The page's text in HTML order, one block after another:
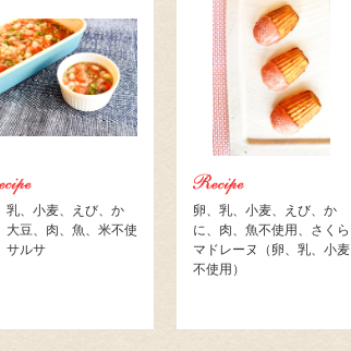
乳、小麦、えび、か
大豆、肉、魚、米不使
サルサ
卵、乳、小麦、えび、か
に、肉、魚不使用、さくら
マドレーヌ（卵、乳、小麦
不使用）